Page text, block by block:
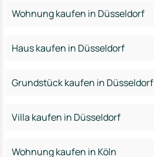
Wohnung kaufen in Düsseldorf
Haus kaufen in Düsseldorf
Grundstück kaufen in Düsseldorf
Villa kaufen in Düsseldorf
Wohnung kaufen in Köln